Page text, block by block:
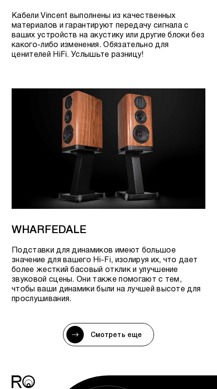
Кабели Vincent выполнены из качественных
материалов и гарантируют передачу сигнала с
ваших устройств на акустику или другие блоки без
какого-либо изменения. Обязательно для
ценителей HiFi. Услышьте разницу!
WHARFEDALE
Подставки для динамиков имеют большое
значение для вашего Hi-Fi, изолируя их, что дает
более жесткий басовый отклик и улучшение
звуковой сцены. Они также помогают с тем,
чтобы ваши динамики были на лучшей высоте для
прослушивания.
Смотреть еще